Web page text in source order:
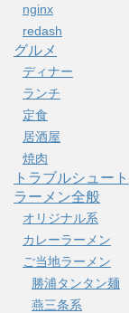
nginx
redash
グルメ
ディナー
ランチ
定食
居酒屋
焼肉
トラブルシュート
ラーメン全般
オリジナル系
カレーラーメン
ご当地ラーメン
勝浦タンタン麺
燕三条系